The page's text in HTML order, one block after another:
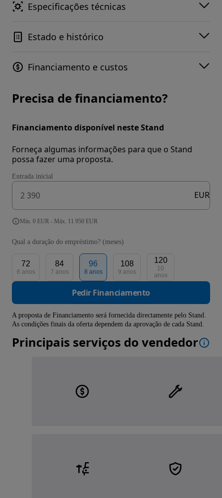
Especificações técnicas
Estado e histórico
Financiamento e custos
Precisa de financiamento?
Financiamento disponível neste Stand
Forneça algumas informações para que o Stand
possa fazer uma proposta.
Entrada inicial
EUR
Mín. 0 EUR - Máx. 11 950 EUR
Qual a duração do empréstimo? (meses)
72
6 anos
84
7 anos
96
8 anos
108
9 anos
120
10
anos
Pedir Financiamento
A proposta de Financiamento será fornecida directamente pelo Stand.
As condições finais da oferta dependem da aprovação de cada Stand.
Principais serviços do vendedor